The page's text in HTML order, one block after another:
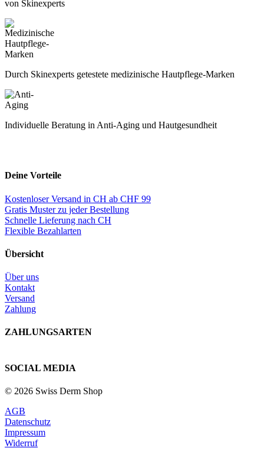
von Skinexperts
Durch Skinexperts getestete medizinische Hautpflege-Marken
Individuelle Beratung in Anti-Aging und Hautgesundheit
Deine Vorteile
Kostenloser Versand in CH ab CHF 99
Gratis Muster zu jeder Bestellung
Schnelle Lieferung nach CH
Flexible Bezahlarten
Übersicht
Über uns
Kontakt
Versand
Zahlung
ZAHLUNGSARTEN
SOCIAL MEDIA
© 2026 Swiss Derm Shop
AGB
Datenschutz
Impressum
Widerruf